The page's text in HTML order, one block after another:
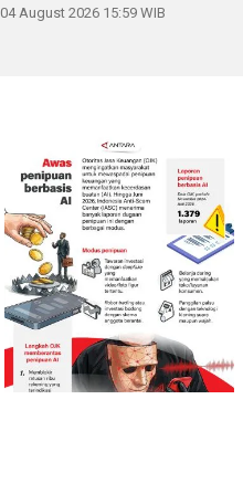
04 August 2026 15:59 WIB